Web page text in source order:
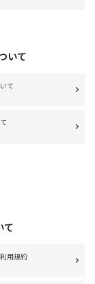
いて
て
て
用規約